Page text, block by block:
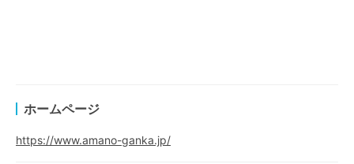
ホームページ
https://www.amano-ganka.jp/